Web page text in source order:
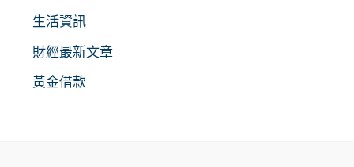
生活資訊
財經最新文章
黃金借款